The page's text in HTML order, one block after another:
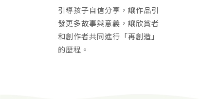
引導孩子自信分享，讓作品引
發更多故事與意義，讓欣賞者
和創作者共同進行「再創造」
的歷程。